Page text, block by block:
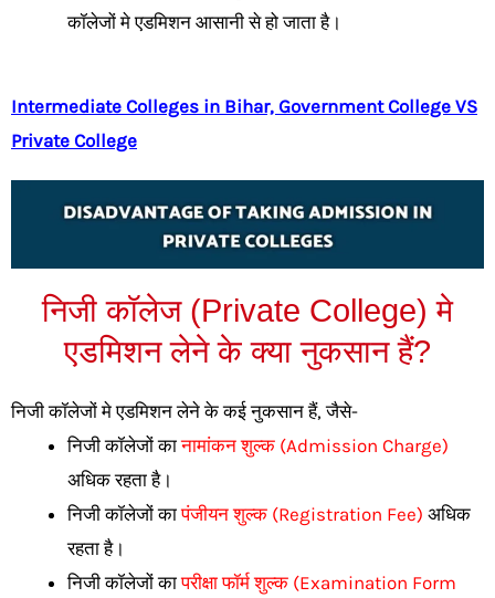
कॉलेजों मे एडमिशन आसानी से हो जाता है।
Intermediate Colleges in Bihar, Government College VS
Private College
निजी कॉलेज (Private College) मे
एडमिशन लेने के क्या नुकसान हैं?​
निजी कॉलेजों मे एडमिशन लेने के कई नुकसान हैं, जैसे-
निजी कॉलेजों कानामांकन शुल्क (Admission Charge)
अधिक रहता है।
निजी कॉलेजों कापंजीयन शुल्क (Registration Fee) अधिक
रहता है।
निजी कॉलेजों कापरीक्षा फॉर्म शुल्क (Examination Form